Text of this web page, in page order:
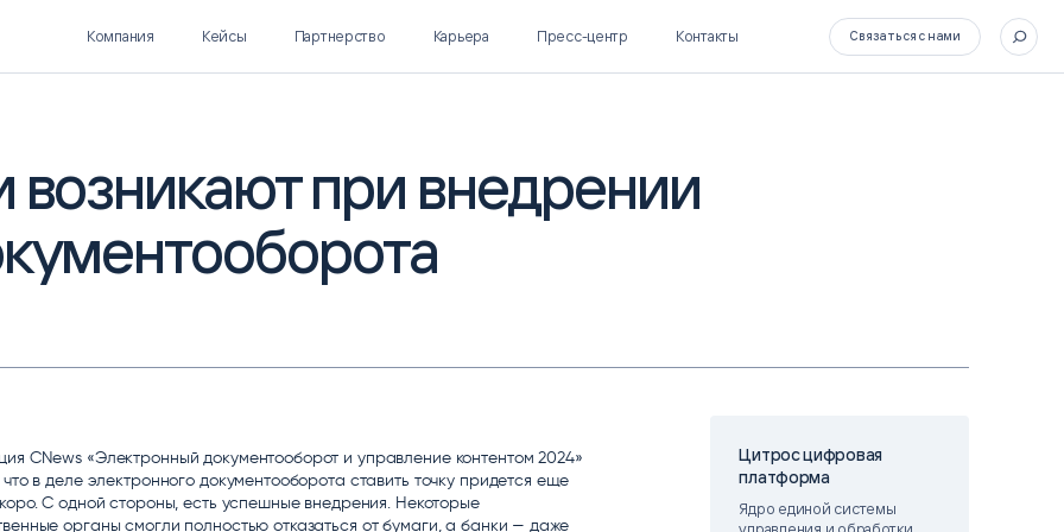
Polymatica EPM
ПЛАНИРОВАНИЕ И
БЮДЖЕТИРОВАНИЕ
SL Soft AI
AI ДЛЯ ГИПЕРАВТОМАТИЗАЦИИ
Компания Кейсы Партнерство Карьера Пресс-центр Контакты Связаться с нами
возникают при внедрении
CNews «Электронный документооборот и управление контентом 2024»
в деле электронного документооборота ставить точку придется еще
С одной стороны, есть успешные внедрения. Некоторые
органы смогли полностью отказаться от бумаги, а банки — даже
Цитрос цифровая
платформа
Ядро единой системы